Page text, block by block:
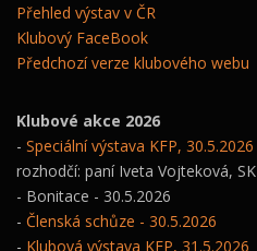
Přehled výstav v ČR
Klubový FaceBook
Předchozí verze klubového webu
Klubové akce 2026
- Speciální výstava KFP, 30.5.2026
rozhodčí: paní Iveta Vojteková, SK
- Bonitace - 30.5.2026
- Členská schůze - 30.5.2026
- Klubová výstava KFP, 31.5.2026